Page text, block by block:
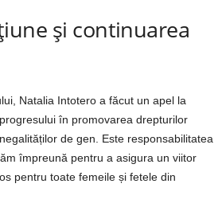
și continuarea
Natalia Intotero a făcut un apel la
în promovarea drepturilor
de gen. Este responsabilitatea
împreună pentru a asigura un viitor
pentru toate femeile și fetele din